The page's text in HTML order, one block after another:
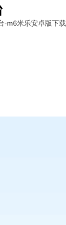
-m6米乐安卓版下载